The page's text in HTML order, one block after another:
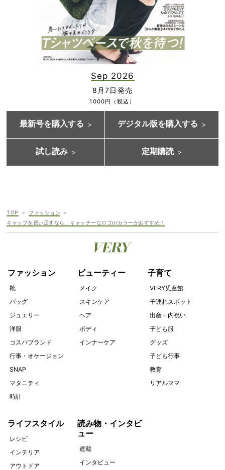
Sep 2026
8月7日発売
1000円（税込）
最新号を購入する デジタル版を購入する
試し読み 定期購読
TOP
ファッション
キャップを買い足すなら、キャッチーなロゴorカラーがおすすめ！
ファッション
靴
バッグ
ジュエリー
洋服
コスパブランド
行事・オケージョン
SNAP
マタニティ
時計
ビューティー
メイク
スキンケア
ヘア
ボディ
インナーケア
子育て
VERY児童館
子連れスポット
出産・内祝い
子ども服
グッズ
子ども行事
教育
リアルママ
ライフスタイル
レシピ
インテリア
アウトドア
読み物・インタビ
ュー
連載
インタビュー